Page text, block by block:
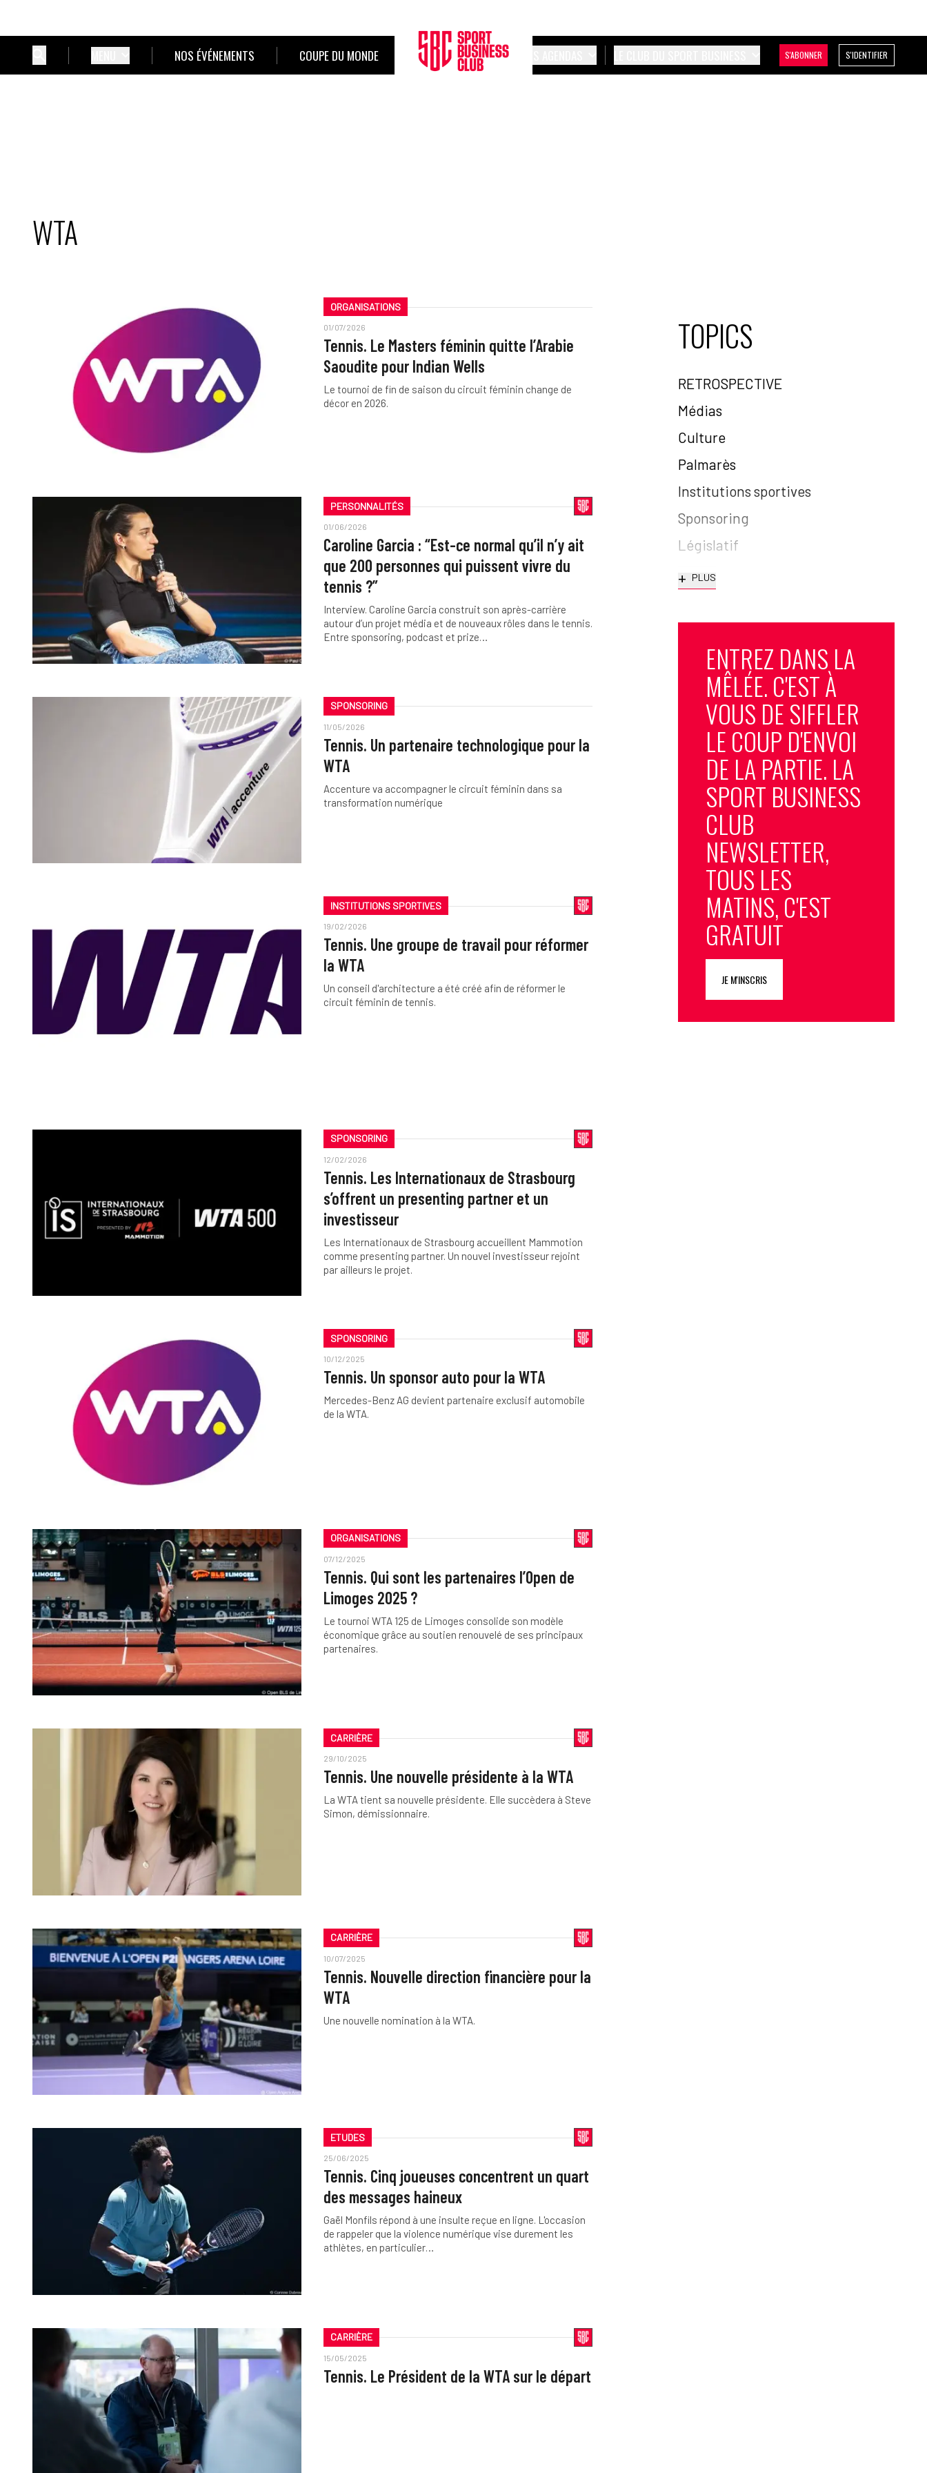
NOS ÉVÉNEMENTS COUPE DU MONDE S'ABONNER S'IDENTIFIER
WTA
ORGANISATIONS
01/07/2026
Tennis. Le Masters féminin quitte l’Arabie
Saoudite pour Indian Wells
Le tournoi de fin de saison du circuit féminin change de
décor en 2026.
PERSONNALITÉS
01/06/2026
Caroline Garcia : “Est-ce normal qu’il n’y ait
que 200 personnes qui puissent vivre du
tennis ?”
Interview. Caroline Garcia construit son après-carrière
autour d’un projet média et de nouveaux rôles dans le tennis.
Entre sponsoring, podcast et prize…
SPONSORING
11/05/2026
Tennis. Un partenaire technologique pour la
WTA
Accenture va accompagner le circuit féminin dans sa
transformation numérique
INSTITUTIONS SPORTIVES
19/02/2026
Tennis. Une groupe de travail pour réformer
la WTA
Un conseil d'architecture a été créé afin de réformer le
circuit féminin de tennis.
SPONSORING
12/02/2026
Tennis. Les Internationaux de Strasbourg
s’offrent un presenting partner et un
investisseur
Les Internationaux de Strasbourg accueillent Mammotion
comme presenting partner. Un nouvel investisseur rejoint
par ailleurs le projet.
SPONSORING
10/12/2025
Tennis. Un sponsor auto pour la WTA
Mercedes-Benz AG devient partenaire exclusif automobile
de la WTA.
ORGANISATIONS
07/12/2025
Tennis. Qui sont les partenaires l’Open de
Limoges 2025 ?
Le tournoi WTA 125 de Limoges consolide son modèle
économique grâce au soutien renouvelé de ses principaux
partenaires.
CARRIÈRE
29/10/2025
Tennis. Une nouvelle présidente à la WTA
La WTA tient sa nouvelle présidente. Elle succèdera à Steve
Simon, démissionnaire.
CARRIÈRE
10/07/2025
Tennis. Nouvelle direction financière pour la
WTA
Une nouvelle nomination à la WTA.
ETUDES
25/06/2025
Tennis. Cinq joueuses concentrent un quart
des messages haineux
Gaël Monfils répond à une insulte reçue en ligne. L'occasion
de rappeler que la violence numérique vise durement les
athlètes, en particulier…
CARRIÈRE
15/05/2025
Tennis. Le Président de la WTA sur le départ
TOPICS
RETROSPECTIVE
Médias
Culture
Palmarès
Institutions sportives
Sponsoring
Législatif
+ PLUS
ENTREZ DANS LA
MÊLÉE. C'EST À
VOUS DE SIFFLER
LE COUP D'ENVOI
DE LA PARTIE. LA
SPORT BUSINESS
CLUB
NEWSLETTER,
TOUS LES
MATINS, C'EST
GRATUIT
JE M'INSCRIS